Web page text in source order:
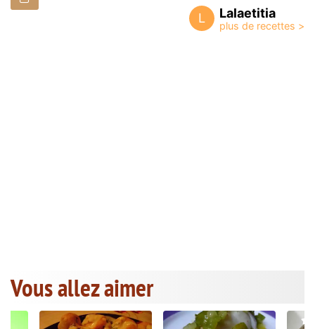
L Lalaetitia
Vous allez aimer